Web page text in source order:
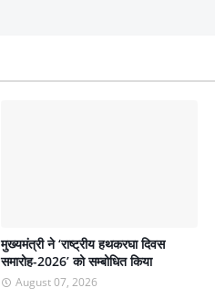
मुख्यमंत्री ने ‘राष्ट्रीय हथकरघा दिवस
समारोह-2026’ को सम्बोधित किया
August 07, 2026